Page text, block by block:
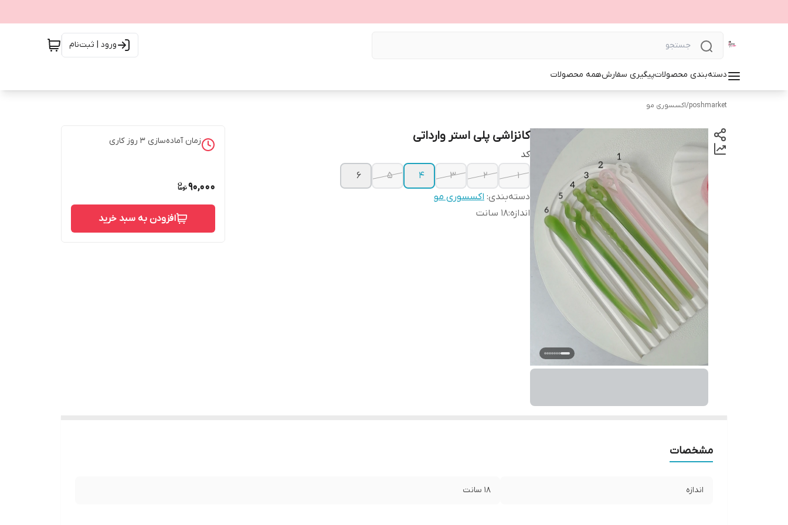
ورود | ثبت‌نام
دسته‌بندی محصولاتپیگیری سفارشهمه محصولات
poshmarket
/اکسسوری مو
کانزاشی پلی استر وارداتی
کد
۱
۲ ۳ ۴ ۵
۶
دسته‌بندی: اکسسوری مو
اندازه:۱۸ سانت
زمان آماده‌سازی 3 روز کاری
90,000
افزودن به سبد خرید
مشخصات
اندازه ۱۸ سانت